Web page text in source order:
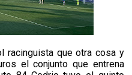
racinguista que otra cosa y
el conjunto que entrena